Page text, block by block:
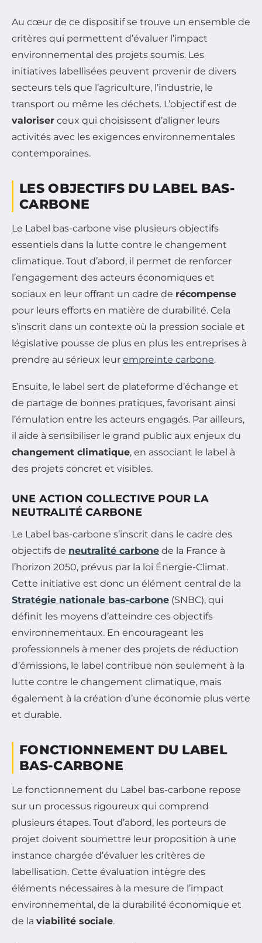
Au cœur de ce dispositif se trouve un ensemble de
critères qui permettent d’évaluer l’impact
environnemental des projets soumis. Les
initiatives labellisées peuvent provenir de divers
secteurs tels que l’agriculture, l’industrie, le
transport ou même les déchets. L’objectif est de
valoriser ceux qui choisissent d’aligner leurs
activités avec les exigences environnementales
contemporaines.
LES OBJECTIFS DU LABEL BAS-
CARBONE
Le Label bas-carbone vise plusieurs objectifs
essentiels dans la lutte contre le changement
climatique. Tout d’abord, il permet de renforcer
l’engagement des acteurs économiques et
sociaux en leur offrant un cadre de récompense
pour leurs efforts en matière de durabilité. Cela
s’inscrit dans un contexte où la pression sociale et
législative pousse de plus en plus les entreprises à
prendre au sérieux leur empreinte carbone.
Ensuite, le label sert de plateforme d’échange et
de partage de bonnes pratiques, favorisant ainsi
l’émulation entre les acteurs engagés. Par ailleurs,
il aide à sensibiliser le grand public aux enjeux du
changement climatique, en associant le label à
des projets concret et visibles.
UNE ACTION COLLECTIVE POUR LA
NEUTRALITÉ CARBONE
Le Label bas-carbone s’inscrit dans le cadre des
objectifs de neutralité carbone de la France à
l’horizon 2050, prévus par la loi Énergie-Climat.
Cette initiative est donc un élément central de la
Stratégie nationale bas-carbone (SNBC), qui
définit les moyens d’atteindre ces objectifs
environnementaux. En encourageant les
professionnels à mener des projets de réduction
d’émissions, le label contribue non seulement à la
lutte contre le changement climatique, mais
également à la création d’une économie plus verte
et durable.
FONCTIONNEMENT DU LABEL
BAS-CARBONE
Le fonctionnement du Label bas-carbone repose
sur un processus rigoureux qui comprend
plusieurs étapes. Tout d’abord, les porteurs de
projet doivent soumettre leur proposition à une
instance chargée d’évaluer les critères de
labellisation. Cette évaluation intègre des
éléments nécessaires à la mesure de l’impact
environnemental, de la durabilité économique et
de la viabilité sociale.